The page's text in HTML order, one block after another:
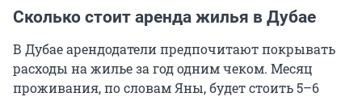
Сколько стоит аренда жилья в Дубае
В Дубае арендодатели предпочитают покрывать
расходы на жилье за год одним чеком. Месяц
проживания, по словам Яны, будет стоить 5–6